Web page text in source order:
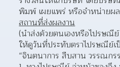
พิมพ์ เผยแพร่ หรือจำหน่ายผ
สถานที่ส่งผลงาน
(นำส่งด้วยตนเองหรือไปรษ
ให้ดูวันที่ประทับตราไปรษณีย์เ
“จินตนาการ สืบสาน วรรณก